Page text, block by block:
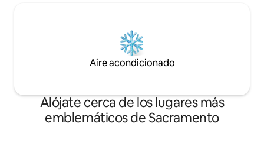
Aire acondicionado
Alójate cerca de los lugares más
emblemáticos de Sacramento